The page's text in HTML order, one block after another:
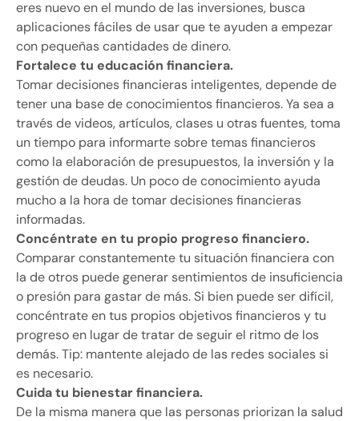
eres nuevo en el mundo de las inversiones, busca
aplicaciones fáciles de usar que te ayuden a empezar
con pequeñas cantidades de dinero.
Fortalece tu educación financiera.
Tomar decisiones financieras inteligentes, depende de
tener una base de conocimientos financieros. Ya sea a
través de videos, artículos, clases u otras fuentes, toma
un tiempo para informarte sobre temas financieros
como la elaboración de presupuestos, la inversión y la
gestión de deudas. Un poco de conocimiento ayuda
mucho a la hora de tomar decisiones financieras
informadas.
Concéntrate en tu propio progreso financiero.
Comparar constantemente tu situación financiera con
la de otros puede generar sentimientos de insuficiencia
o presión para gastar de más. Si bien puede ser difícil,
concéntrate en tus propios objetivos financieros y tu
progreso en lugar de tratar de seguir el ritmo de los
demás. Tip: mantente alejado de las redes sociales si
es necesario.
Cuida tu bienestar financiera.
De la misma manera que las personas priorizan la salud